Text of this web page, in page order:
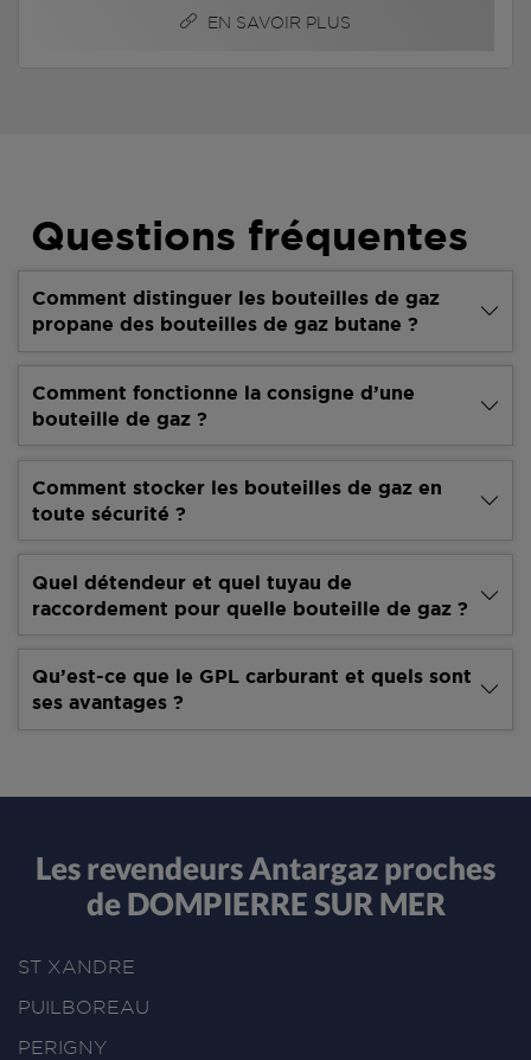
EN SAVOIR PLUS
Questions fréquentes
Comment distinguer les bouteilles de gaz
propane des bouteilles de gaz butane ?
Comment fonctionne la consigne d’une
bouteille de gaz ?
Comment stocker les bouteilles de gaz en
toute sécurité ?
Quel détendeur et quel tuyau de
raccordement pour quelle bouteille de gaz ?
Qu’est-ce que le GPL carburant et quels sont
ses avantages ?
Les revendeurs Antargaz proches
de DOMPIERRE SUR MER
ST XANDRE
PUILBOREAU
PERIGNY